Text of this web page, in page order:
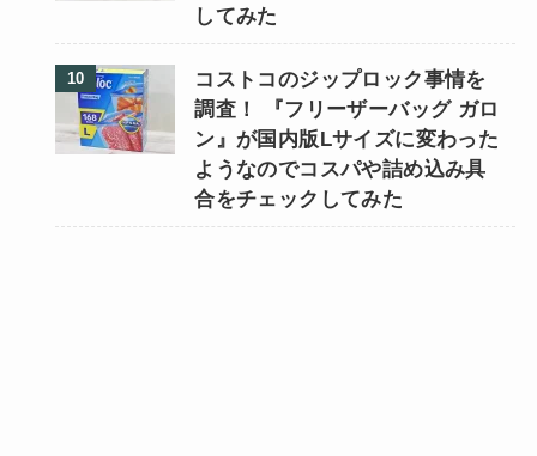
してみた
コストコのジップロック事情を
調査！ 『フリーザーバッグ ガロ
ン』が国内版Lサイズに変わった
ようなのでコスパや詰め込み具
合をチェックしてみた